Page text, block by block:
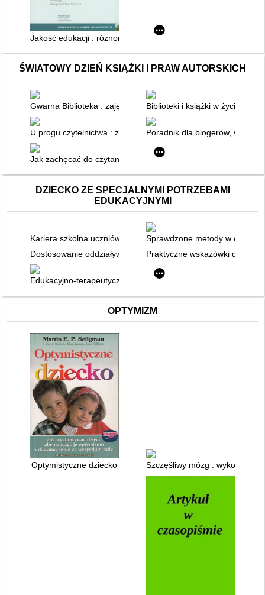
Jakość edukacji : różnorodne perspektywy
ŚWIATOWY DZIEŃ KSIĄŻKI I PRAW AUTORSKICH
Gwarna Biblioteka : zajęcia czytelnicze wspomagane
Biblioteki i książki w życiu
U progu czytelnictwa : zainteresowania książką i
Poradnik dla blogerów,
Jak zachęcać do czytania : minilekcje dla uczniów gimnazjum
DZIECKO ZE SPECJALNYMI POTRZEBAMI
EDUKACYJNYMI
Kariera szkolna uczniów o inteligencji niższej niż przeciętna
Sprawdzone metody w
Dostosowanie oddziaływań wychowawczo-profilaktyczno-
Praktyczne wskazówki
Edukacyjno-terapeutyczna podróż w lepszą stronę
OPTYMIZM
Optymistyczne dziecko Szczęśliwy mózg : wykorzystaj